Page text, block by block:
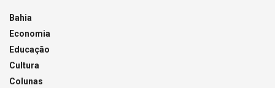
Bahia
Economia
Educação
Cultura
Colunas